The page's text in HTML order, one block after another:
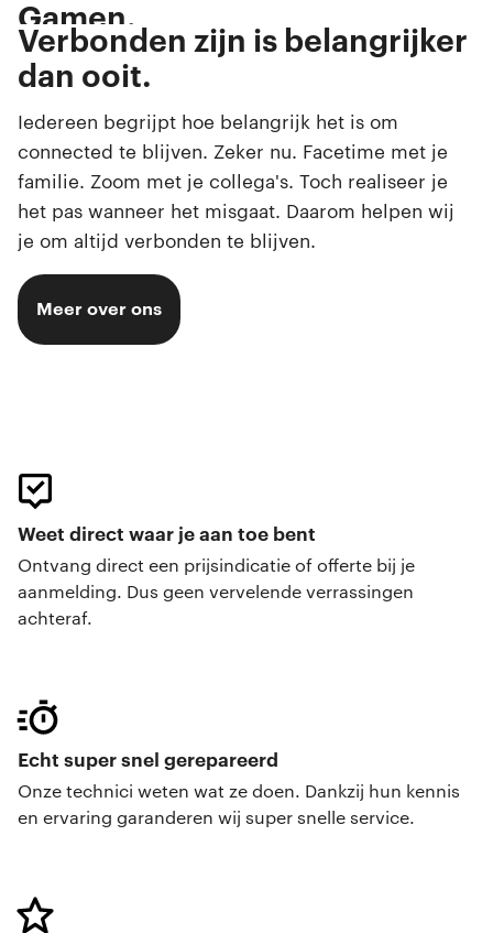
Browsen.
Swipen.
Selfies maken.
Verbonden zijn is belangrijker
dan ooit.
Iedereen begrijpt hoe belangrijk het is om
connected te blijven. Zeker nu. Facetime met je
familie. Zoom met je collega's. Toch realiseer je
het pas wanneer het misgaat. Daarom helpen wij
je om altijd verbonden te blijven.
Meer over ons
Weet direct waar je aan toe bent
Ontvang direct een prijsindicatie of offerte bij je
aanmelding. Dus geen vervelende verrassingen
achteraf.
Echt super snel gerepareerd
Onze technici weten wat ze doen. Dankzij hun kennis
en ervaring garanderen wij super snelle service.